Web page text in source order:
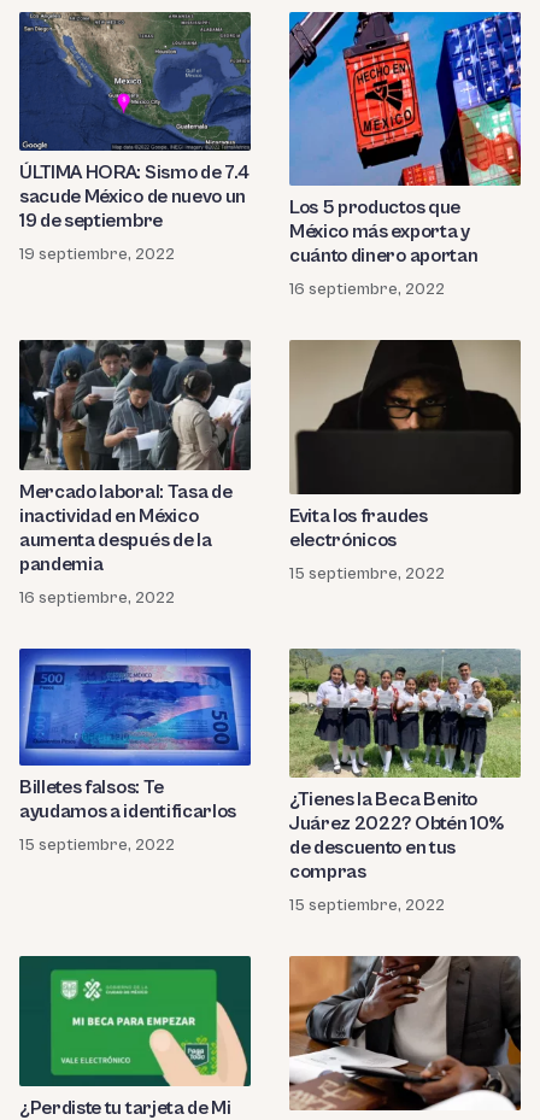
ÚLTIMA HORA: Sismo de 7.4
sacude México de nuevo un
19 de septiembre
19 septiembre, 2022
Los 5 productos que
México más exporta y
cuánto dinero aportan
16 septiembre, 2022
Mercado laboral: Tasa de
inactividad en México
aumenta después de la
pandemia
16 septiembre, 2022
Evita los fraudes
electrónicos
15 septiembre, 2022
Billetes falsos: Te
ayudamos a identificarlos
15 septiembre, 2022
¿Tienes la Beca Benito
Juárez 2022? Obtén 10%
de descuento en tus
compras
15 septiembre, 2022
¿Perdiste tu tarjeta de Mi